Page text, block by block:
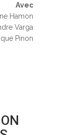
Avec
Hamon
Varga
Pinon